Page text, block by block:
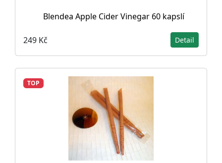
Blendea Apple Cider Vinegar 60 kapslí
249 Kč Detail
TOP